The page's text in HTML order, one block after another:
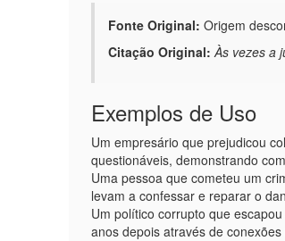
Fonte Original: Origem
Citação Original: Às vezes a
Exemplos de Uso
Um empresário que prejudicou
questionáveis, demonstrando
Uma pessoa que cometeu um
levam a confessar e reparar o
Um político corrupto que
anos depois através de